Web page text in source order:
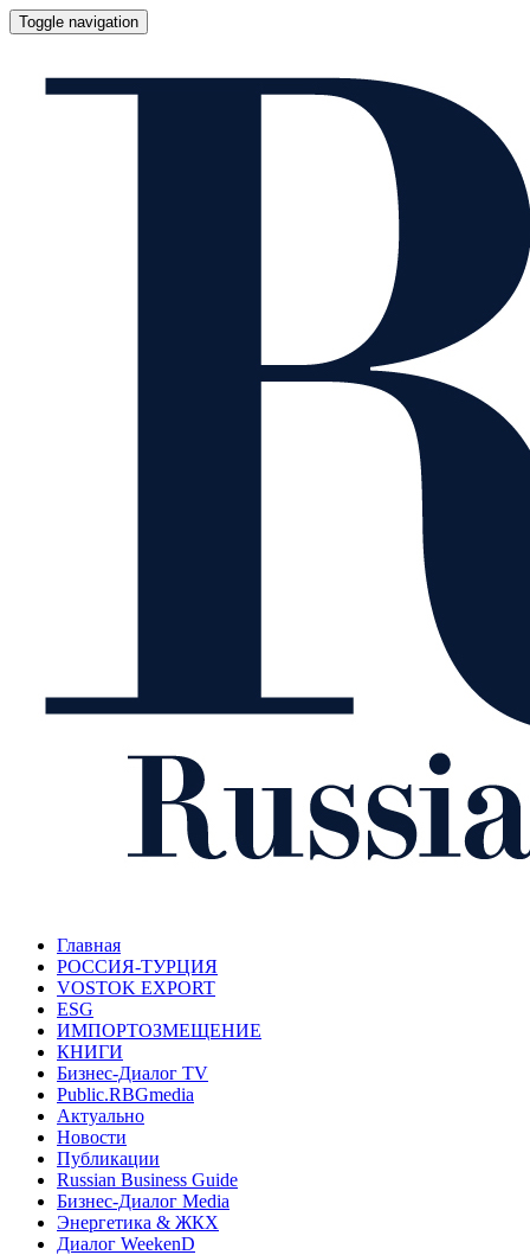
Toggle navigation
Главная
РОССИЯ-ТУРЦИЯ
VOSTOK EXPORT
ESG
ИМПОРТОЗМЕЩЕНИЕ
КНИГИ
Бизнес-Диалог TV
Public.RBGmedia
Актуально
Новости
Публикации
Russian Business Guide
Бизнес-Диалог Media
Энергетика & ЖКХ
Диалог WeekenD